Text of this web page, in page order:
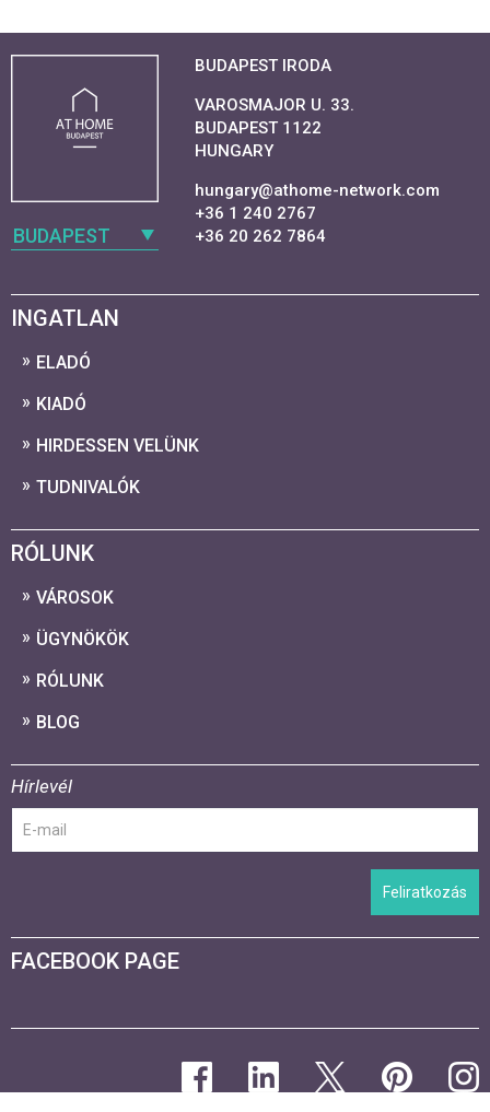
BUDAPEST
BUDAPEST IRODA
VAROSMAJOR U. 33.
BUDAPEST 1122
HUNGARY
hungary@athome-network.com
+36 1 240 2767
+36 20 262 7864
INGATLAN
ELADÓ
KIADÓ
HIRDESSEN VELÜNK
TUDNIVALÓK
RÓLUNK
VÁROSOK
ÜGYNÖKÖK
RÓLUNK
BLOG
Hírlevél
Feliratkozás
FACEBOOK PAGE